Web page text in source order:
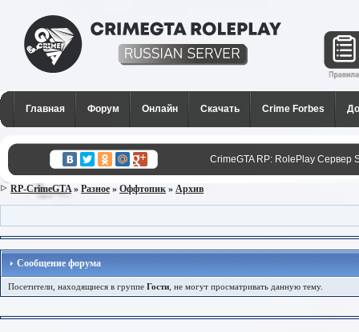
CrimeGTA RP - Лучший РП
сервер SAMP в России для
Главная Форум Онлайн Скачать Crime Forbes
CrimeGTA RP: RolePlay Сервер
RP-CrimeGTA» Разное » Оффтопик » Архив
Сообщение форума
Посетители, находящиеся в группе Гости , не могут просматривать данную тему.